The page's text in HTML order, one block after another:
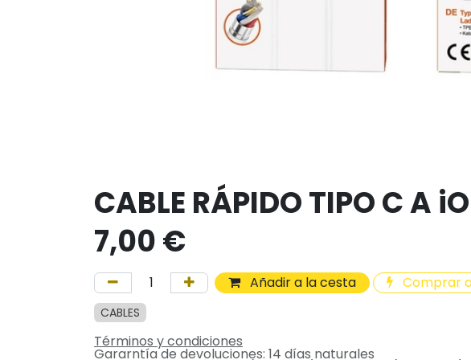
CABLE RÁPIDO TIPO C A
7,00€
Añadir a la cesta Comprar
CABLES
Términos y condiciones
Gararntía de devoluciones: 14 días naturales